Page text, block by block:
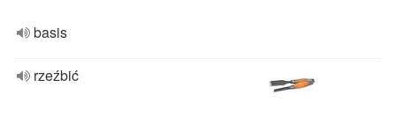
basis
rzeźbić